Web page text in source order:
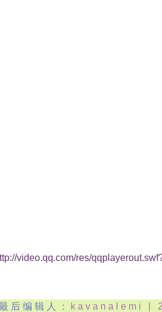
video.qq.com/res/
后编辑人： kavanalemi |